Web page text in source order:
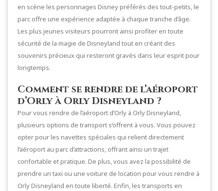
en scène les personnages Disney préférés des tout-petits, le
parc offre une expérience adaptée à chaque tranche d’âge.
Les plus jeunes visiteurs pourront ainsi profiter en toute
sécurité de la magie de Disneyland tout en créant des
souvenirs précieux qui resteront gravés dans leur esprit pour
longtemps.
Comment se rendre de l’aéroport
d’Orly à Orly Disneyland ?
Pour vous rendre de l’aéroport d’Orly à Orly Disneyland,
plusieurs options de transport s’offrent à vous. Vous pouvez
opter pour les navettes spéciales qui relient directement
l’aéroport au parc d’attractions, offrant ainsi un trajet
confortable et pratique. De plus, vous avez la possibilité de
prendre un taxi ou une voiture de location pour vous rendre à
Orly Disneyland en toute liberté. Enfin, les transports en